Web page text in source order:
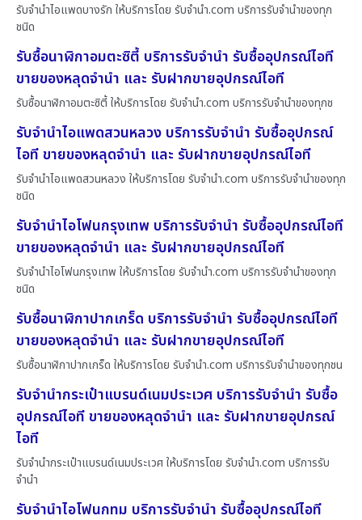
รับจำนำไอแพดบางรัก ให้บริการโดย รับจํานํา.com บริการรับจำนำของทุก
ชนิด
รับซื้อนาฬิกาอมตะซิตี้ บริการรับจำนำ รับซื้ออุปกรณ์ไอที
ขายของหลุดจำนำ และ รับฝากขายอุปกรณ์ไอที
รับซื้อนาฬิกาอมตะซิตี้ ให้บริการโดย รับจํานํา.com บริการรับจำนำของทุกช
รับจำนำไอแพดสวนหลวง บริการรับจำนำ รับซื้ออุปกรณ์
ไอที ขายของหลุดจำนำ และ รับฝากขายอุปกรณ์ไอที
รับจำนำไอแพดสวนหลวง ให้บริการโดย รับจํานํา.com บริการรับจำนำของทุก
ชนิด
รับจำนำไอโฟนกรุงเทพ บริการรับจำนำ รับซื้ออุปกรณ์ไอที
ขายของหลุดจำนำ และ รับฝากขายอุปกรณ์ไอที
รับจำนำไอโฟนกรุงเทพ ให้บริการโดย รับจํานํา.com บริการรับจำนำของทุก
ชนิด
รับซื้อนาฬิกาปากเกร็ด บริการรับจำนำ รับซื้ออุปกรณ์ไอที
ขายของหลุดจำนำ และ รับฝากขายอุปกรณ์ไอที
รับซื้อนาฬิกาปากเกร็ด ให้บริการโดย รับจํานํา.com บริการรับจำนำของทุกชน
รับจำนำกระเป๋าแบรนด์เนมประเวศ บริการรับจำนำ รับซื้อ
อุปกรณ์ไอที ขายของหลุดจำนำ และ รับฝากขายอุปกรณ์
ไอที
รับจำนำกระเป๋าแบรนด์เนมประเวศ ให้บริการโดย รับจํานํา.com บริการรับ
จำนำ
รับจำนำไอโฟนกทม บริการรับจำนำ รับซื้ออุปกรณ์ไอที